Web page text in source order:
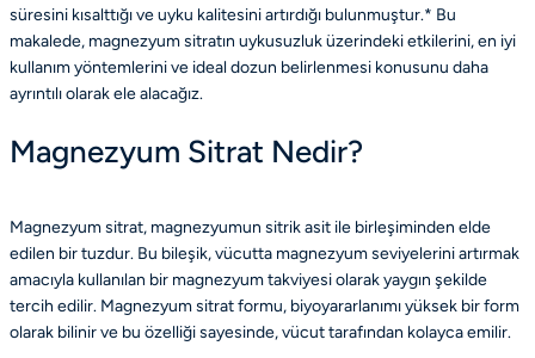
süresini kısalttığı ve uyku kalitesini artırdığı bulunmuştur.* Bu
makalede, magnezyum sitratın uykusuzluk üzerindeki etkilerini, en iyi
kullanım yöntemlerini ve ideal dozun belirlenmesi konusunu daha
ayrıntılı olarak ele alacağız.
Magnezyum Sitrat Nedir?
Magnezyum sitrat, magnezyumun sitrik asit ile birleşiminden elde
edilen bir tuzdur. Bu bileşik, vücutta magnezyum seviyelerini artırmak
amacıyla kullanılan bir magnezyum takviyesi olarak yaygın şekilde
tercih edilir. Magnezyum sitrat formu, biyoyararlanımı yüksek bir form
olarak bilinir ve bu özelliği sayesinde, vücut tarafından kolayca emilir.